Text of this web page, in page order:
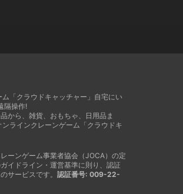
「クラウドキャッチャー」自宅にい
隔操作!
から、雑貨、おもちゃ、日用品ま
ラインクレーンゲーム「クラウドキ
ーンゲーム事業者協会（JOCA）の定
イドライン・運営基準に則り、認証
サービスです。 認証番号: 009-22-